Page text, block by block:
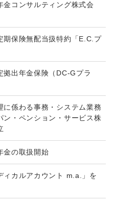
金コンサルティング株式会
期保険無配当扱特約「E.C.プ
拠出年金保険（DC-Gプラ
に係わる事務・システム業務
ン・ペンション・サービス株
金の取扱開始
ィカルアカウント m.a.」を